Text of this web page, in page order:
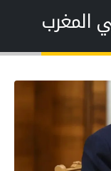
المغرب